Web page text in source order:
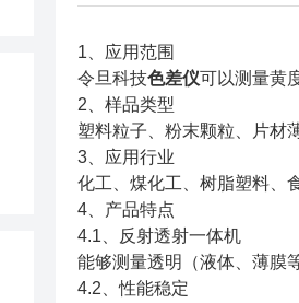
1、应用范围
令旦科技色差仪可以测量黄
2、样品类型
塑料粒子、粉末颗粒、片材
3、应用行业
化工、煤化工、树脂塑料、
4、产品特点
4.1、反射透射一体机
能够测量透明（液体、薄膜
4.2、性能稳定